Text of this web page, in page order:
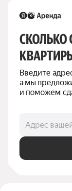
СКОЛЬКО
Введите
а мы
и поможем
Адрес